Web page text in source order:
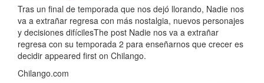
Tras un final de temporada que nos dejó llorando, Nadie nos
va a extrañar regresa con más nostalgia, nuevos personajes
y decisiones difícilesThe post Nadie nos va a extrañar
regresa con su temporada 2 para enseñarnos que crecer es
decidir appeared first on Chilango.
Chilango.com